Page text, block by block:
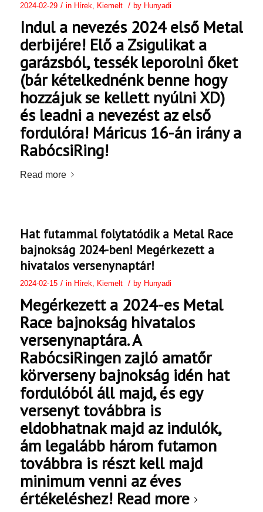
2024-02-29 / in Hírek, Kiemelt / by Hunyadi
Indul a nevezés 2024 első Metal
derbijére! Elő a Zsigulikat a
garázsból, tessék leporolni őket
(bár kételkednénk benne hogy
hozzájuk se kellett nyúlni XD)
és leadni a nevezést az első
fordulóra! Máricus 16-án irány a
RabócsiRing!
Read more
Hat futammal folytatódik a Metal Race
bajnokság 2024-ben! Megérkezett a
hivatalos versenynaptár!
2024-02-15 / in Hírek Kiemelt / by Hunyadi
Megérkezett a 2024-es Metal
Race bajnokság hivatalos
versenynaptára. A
RabócsiRingen zajló amatőr
körverseny bajnokság idén hat
fordulóból áll majd, és egy
versenyt továbbra is
eldobhatnak majd az indulók,
ám legalább három futamon
továbbra is részt kell majd
minimum venni az éves
értékeléshez! Read more